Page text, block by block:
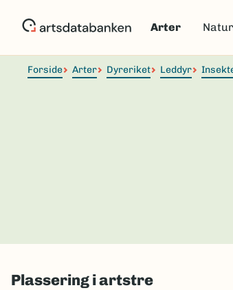
Arter
Forside Arter Dyreriket Leddyr
Plassering i artstre